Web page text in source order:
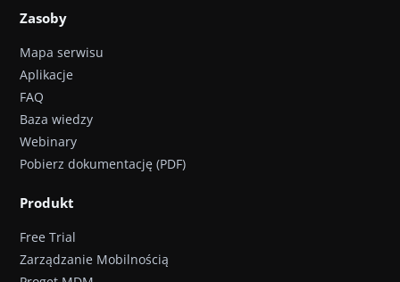
Zasoby
Mapa serwisu
Aplikacje
FAQ
Baza wiedzy
Webinary
Pobierz dokumentację (PDF)
Produkt
Free Trial
Zarządzanie Mobilnością